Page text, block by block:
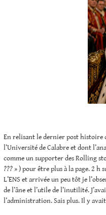
En relisant le dernier post histoire
l’Université de Calabre et dont
comme un supporter des Rolling
??? » ) pour être plus à la page. 2 h
L’ENS et arrivée un peu tôt je
de l’âne et l’utile de l’inutilité.
l’administration. Sais plus. Il y